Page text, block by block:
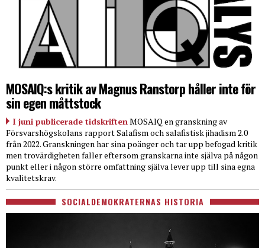
MOSAIQ:s kritik av Magnus Ranstorp håller inte för
sin egen måttstock
I juni publicerade tidskriftenMOSAIQ en granskning av
Försvarshögskolans rapport Salafism och salafistisk jihadism 2.0
från 2022. Granskningen har sina poänger och tar upp befogad kritik
men trovärdigheten faller eftersom granskarna inte själva på någon
punkt eller i någon större omfattning själva lever upp till sina egna
kvalitetskrav.
SOCIALDEMOKRATERNAS HISTORIA